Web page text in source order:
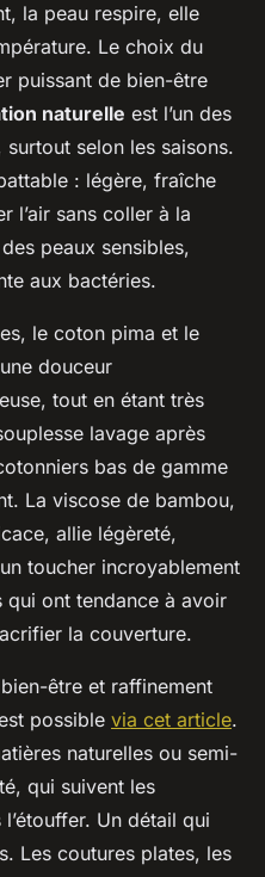
la peau respire, elle
Le choix du
puissant de bien-être
naturelle est l’un des
selon les saisons.
: légère, fraîche
l’air sans coller à la
peaux sensibles,
aux bactéries.
le coton pima et le
douceur
tout en étant très
lavage après
bas de gamme
La viscose de bambou,
allie légèreté,
toucher incroyablement
ont tendance à avoir
la couverture.
être et raffinement
possible via cet article.
naturelles ou semi-
qui suivent les
Un détail qui
Les coutures plates, les